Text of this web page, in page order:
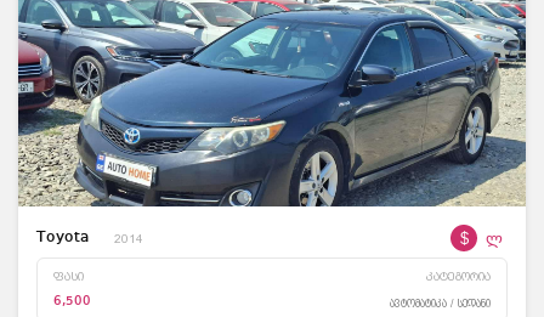
Toyota 2014 $ ლ
ფასი კატეგორია
6,500 ავტომატიკა / სედანი